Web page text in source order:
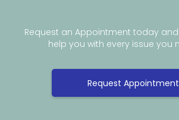
Request an Appointment today
help you with every issue you
Request Appointment